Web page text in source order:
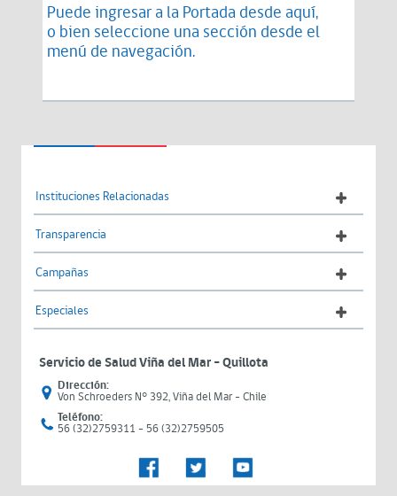
Puede ingresar a la Portada desde aquí,
o bien seleccione una sección desde el
menú de navegación.
Instituciones Relacionadas
Transparencia
Campañas
Especiales
Servicio de Salud Viña del Mar – Quillota
Dirección:
Von Schroeders N° 392, Viña del Mar - Chile
Teléfono:
56 (32)2759311 - 56 (32)2759505